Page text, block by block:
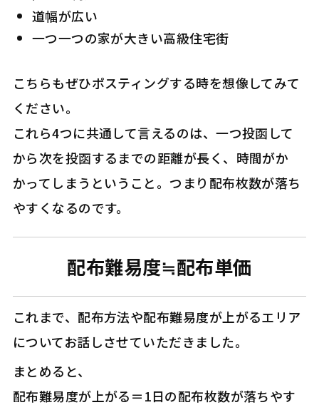
道幅が広い
一つ一つの家が大きい高級住宅街
こちらもぜひポスティングする時を想像してみて
ください。
これら4つに共通して言えるのは、一つ投函して
から次を投函するまでの距離が長く、時間がか
かってしまうということ。つまり配布枚数が落ち
やすくなるのです。
配布難易度≒配布単価
これまで、配布方法や配布難易度が上がるエリア
についてお話しさせていただきました。
まとめると、
配布難易度が上がる＝1日の配布枚数が落ちやす